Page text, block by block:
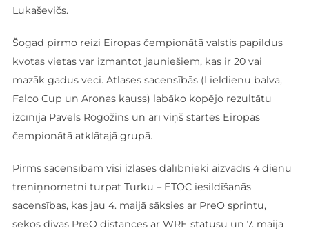
Lukaševičs.
Šogad pirmo reizi Eiropas čempionātā valstis papildus
kvotas vietas var izmantot jauniešiem, kas ir 20 vai
mazāk gadus veci. Atlases sacensībās (Lieldienu balva,
Falco Cup un Aronas kauss) labāko kopējo rezultātu
izcīnīja Pāvels Rogožins un arī viņš startēs Eiropas
čempionātā atklātajā grupā.
Pirms sacensībām visi izlases dalībnieki aizvadīs 4 dienu
treniņnometni turpat Turku – ETOC iesildīšanās
sacensības, kas jau 4. maijā sāksies ar PreO sprintu,
sekos divas PreO distances ar WRE statusu un 7. maijā